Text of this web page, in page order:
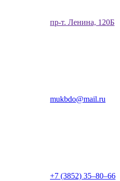
​пр-т. Ленина, 120Б​
mukbdo@mail.ru
+7 (3852) 35‒80‒66